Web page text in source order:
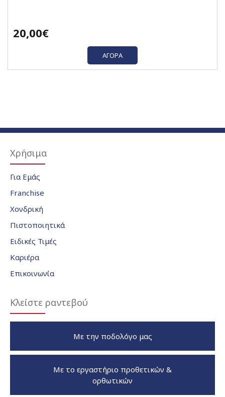
20,00€
ΑΓΟΡΆ
Χρήσιμα
Για Εμάς
Franchise
Χονδρική
Πιστοποιητικά
Ειδικές Τιμές
Καριέρα
Επικοινωνία
Κλείστε ραντεβού
Με την ποδολόγο μας
Με το εργαστήριο προθετικών &
ορθωτικών